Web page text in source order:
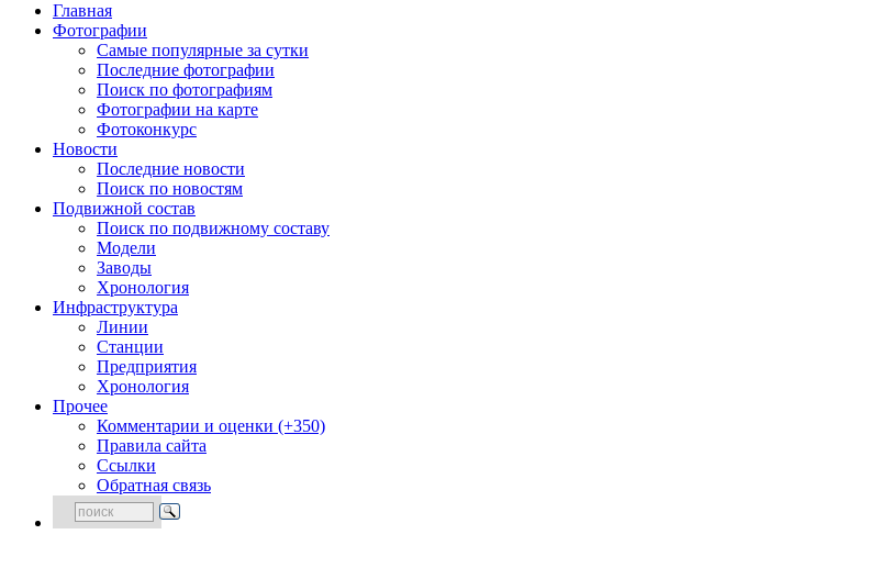
Главная
Фотографии
Cамые популярные за сутки
Последние фотографии
Поиск по фотографиям
Фотографии на карте
Фотоконкурс
Новости
Последние новости
Поиск по новостям
Подвижной состав
Поиск по подвижному составу
Модели
Заводы
Хронология
Инфраструктура
Линии
Станции
Предприятия
Хронология
Прочее
Комментарии и оценки (+350)
Правила сайта
Ссылки
Обратная связь